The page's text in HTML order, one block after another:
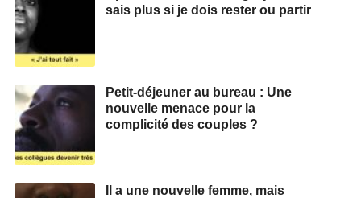
sais plus si je dois rester ou partir
Petit-déjeuner au bureau : Une
nouvelle menace pour la
complicité des couples ?
Il a une nouvelle femme, mais